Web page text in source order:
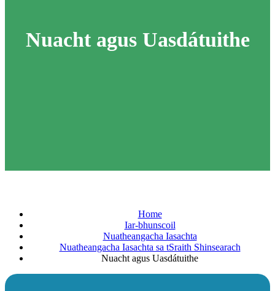
Nuacht agus Uasdátuithe
Home
Iar-bhunscoil
Nuatheangacha Iasachta
Nuatheangacha Iasachta sa tSraith Shinsearach
Nuacht agus Uasdátuithe